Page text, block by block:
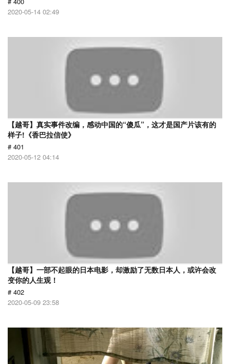
2020-05-14 02:49
【越哥】真实事件改编，感动中国的“傻瓜”，这才是国产片该有的
样子!《香巴拉信使》
# 401
2020-05-12 04:14
【越哥】一部不起眼的日本电影，却激励了无数日本人，或许会改
变你的人生观！
# 402
2020-05-09 23:58